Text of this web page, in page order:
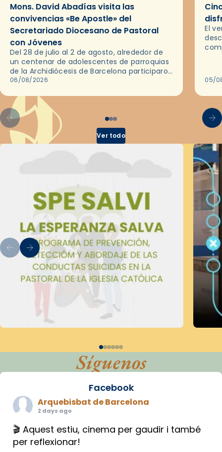
Mons. David Abadías visita las
convivencias «Be Apostle» del
Secretariado Diocesano de Pastoral
con Jóvenes
Del 28 de julio al 2 de agosto, alrededor de
un centenar de adolescentes de parroquias
de la Archidiócesis de Barcelona participaron
en las convivencias Be Apostle, organizadas
06/08/2026
El
05/
Ver todo
Síguenos
Facebook
Arquebisbat de Barcelona
2 days ago
🎬 Aquest estiu, cinema per gaudir i també
per reflexionar!